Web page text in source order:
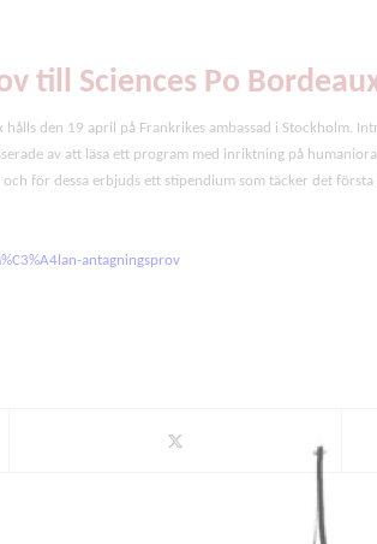
till Sciences Po
hålls den 19 april på Frankrikes ambassad i Stockholm.
av att läsa ett program med inriktning på
för dessa erbjuds ett stipendium som täcker det
antagningsprov